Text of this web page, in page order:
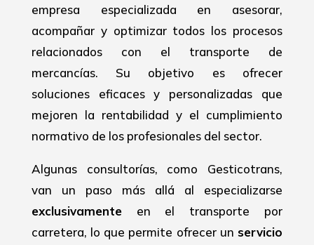
empresa especializada en asesorar,
acompañar y optimizar todos los procesos
relacionados con el transporte de
mercancías. Su objetivo es ofrecer
soluciones eficaces y personalizadas que
mejoren la rentabilidad y el cumplimiento
normativo de los profesionales del sector.
Algunas consultorías, como Gesticotrans,
van un paso más allá al especializarse
exclusivamenteen el transporte por
carretera, lo que permite ofrecer unservicio